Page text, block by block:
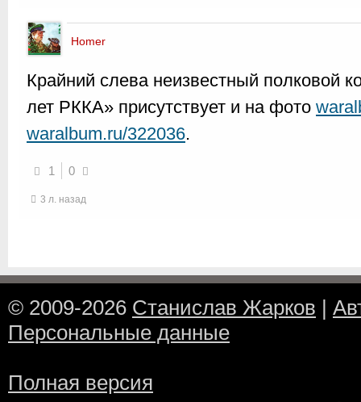
Homer
Крайний слева неизвестный полковой
лет РККА» присутствует и на фото
waralbum.ru/322036.
1 0
3 л. назад
© 2009-2026 Станислав Жарков |
Персональные данные
Полная версия